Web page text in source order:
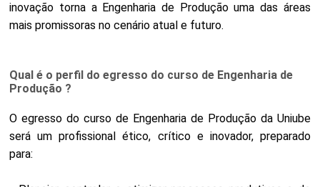
inovação torna a Engenharia de Produção uma das áreas
mais promissoras no cenário atual e futuro.
Qual é o perfil do egresso do curso de Engenharia de
Produção ?
O egresso do curso de Engenharia de Produção da Uniube
será um profissional ético, crítico e inovador, preparado
para: